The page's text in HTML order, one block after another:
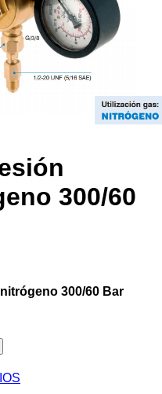
300/60
300/60 Bar